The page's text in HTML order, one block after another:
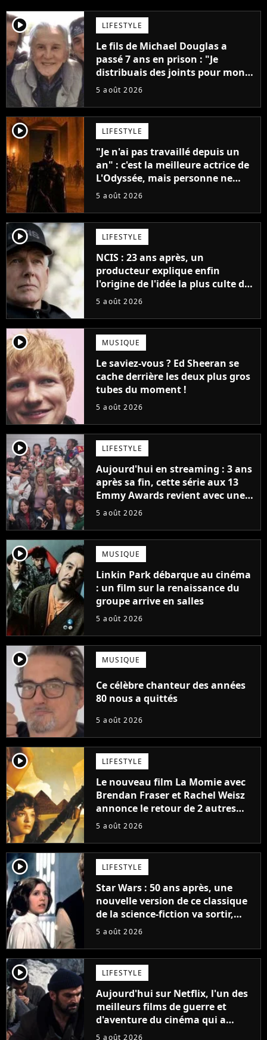
player2 LIFESTYLE
Le fils de Michael Douglas a
passé 7 ans en prison : "Je
distribuais des joints pour mon
père"
5 août 2026
player2 LIFESTYLE
"Je n'ai pas travaillé depuis un
an" : c'est la meilleure actrice de
L'Odyssée, mais personne ne
veut lui donner de rôle au
5 août 2026
player2 LIFESTYLE
NCIS : 23 ans après, un
producteur explique enfin
l'origine de l'idée la plus culte de
la série (et on ne parle pas du
5 août 2026
player2 MUSIQUE
Le saviez-vous ? Ed Sheeran se
cache derrière les deux plus gros
tubes du moment !
5 août 2026
player2 LIFESTYLE
Aujourd'hui en streaming : 3 ans
après sa fin, cette série aux 13
Emmy Awards revient avec une
suite... totalement différente
5 août 2026
player2 MUSIQUE
Linkin Park débarque au cinéma
: un film sur la renaissance du
groupe arrive en salles
5 août 2026
player2 MUSIQUE
Ce célèbre chanteur des années
80 nous a quittés
5 août 2026
player2 LIFESTYLE
Le nouveau film La Momie avec
Brendan Fraser et Rachel Weisz
annonce le retour de 2 autres
personnages emblématiques de
5 août 2026
player2 LIFESTYLE
Star Wars : 50 ans après, une
nouvelle version de ce classique
de la science-fiction va sortir,
mais on ne la verra jamais en
5 août 2026
player2 LIFESTYLE
Aujourd'hui sur Netflix, l'un des
meilleurs films de guerre et
d'aventure du cinéma qui a
connu un succès retentissant à
5 août 2026